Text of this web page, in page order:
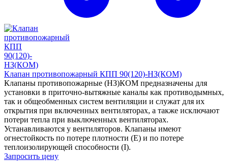
Клапан противопожарный КПП 90(120)-НЗ(КОМ)
Клапаны противопожарные (НЗ)КОМ предназначены для
установки в приточно-вытяжные каналы как противодымных,
так и общеобменных систем вентиляции и служат для их
открытия при включенных вентиляторах, а также исключают
потери тепла при выключенных вентиляторах.
Устанавливаются у вентиляторов. Клапаны имеют
огнестойкость по потере плотности (Е) и по потере
теплоизолирующей способности (I).
Запросить цену